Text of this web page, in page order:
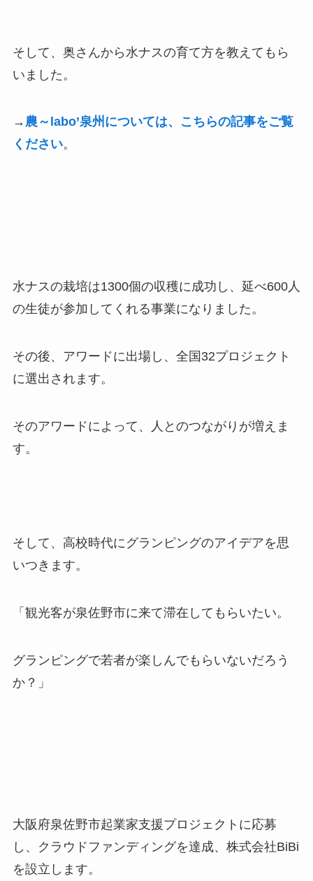
そして、奥さんから水ナスの育て方を教えてもら
いました。
→ 農～labo’泉州については、こちらの記事をご覧
ください。
水ナスの栽培は1300個の収穫に成功し、 延べ600人
の生徒が参加してくれる事業になりました。
その後、アワードに出場し、 全国32プロジェクト
に選出されます。
そのアワードによって、人とのつながりが増えま
す。
そして、高校時代にグランピングのアイデアを思
いつきます。
「観光客が泉佐野市に来て滞在してもらいたい。
グランピングで若者が楽しんでもらいないだろう
か？」
大阪府泉佐野市起業家支援プロジェクトに応募
し、
クラウドファンディングを達成、株式会社BiBi
を設立します。